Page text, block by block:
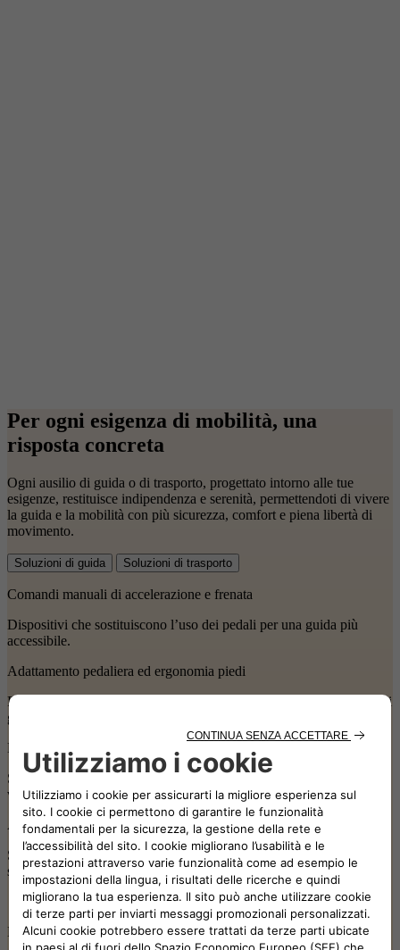
Per ogni esigenza di mobilità, una
risposta concreta
Ogni ausilio di guida o di trasporto, progettato intorno alle tue
esigenze, restituisce indipendenza e serenità, permettendoti di vivere
la guida e la mobilità con più sicurezza, comfort e piena libertà di
movimento.
Soluzioni di guida Soluzioni di trasporto
Comandi manuali di accelerazione e frenata
Dispositivi che sostituiscono l’uso dei pedali per una guida più
accessibile.
Adattamento pedaliera ed ergonomia piedi
Pedali e pedaliere configurati su misura per favorire una posizione di
guida più confortevole e pratica.
Dispositivi ausiliari per la gestione dello sterzo
Sistemi che facilitano o sostituiscono il controllo direzionale del
veicolo, migliorando precisione e sicurezza di guida.
Adattamenti per comandi secondari
Sistemi progettati per rendere più semplici e immediati i comandi di
servizio quali clacson, indicatori di direzione, luci e tergicristalli.
Esigenze diverse, soluzioni uniche